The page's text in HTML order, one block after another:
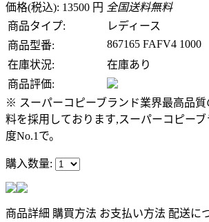
価格(税込): 13500 円 全国送料無料
商品タイプ:
レディース
商品型番:
867165 FAFV4 1000
在庫状況:
在庫あり
商品評価:
※ スーパーコピーブランド業界最高品
料を採用しております,スーパーコピー
度No.1で。
購入数量:
商品詳細 購買方法 お支払い方法 配送に